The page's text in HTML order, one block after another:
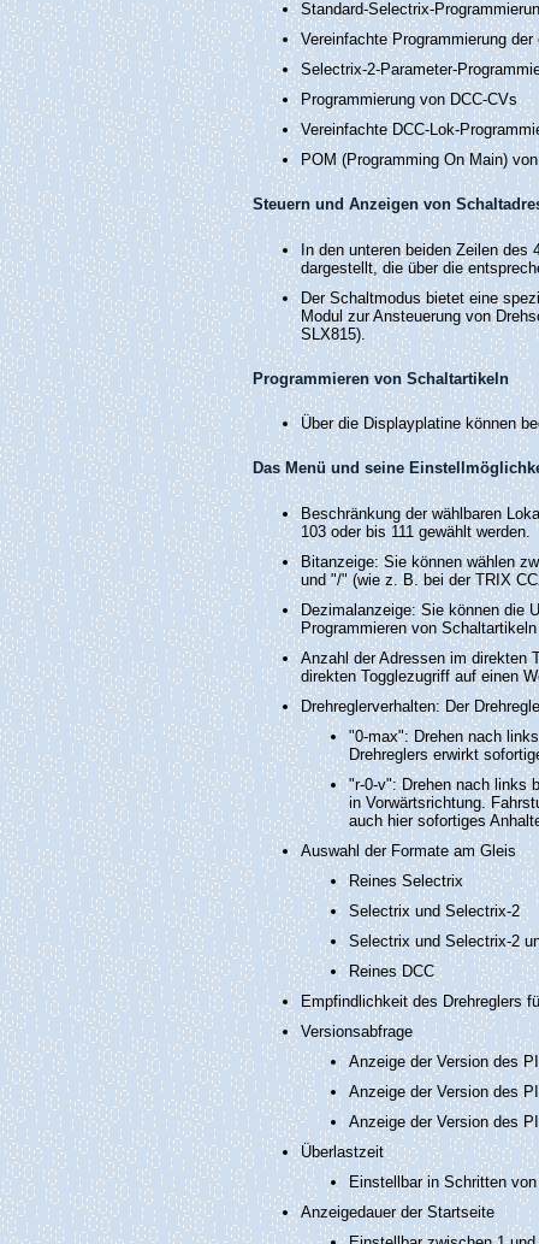
Standard-Selectrix-
Vereinfachte Programmierung
Selectrix-2-Parameter-
Programmierung von DCC-CVs
Vereinfachte DCC-Lok-
POM (Programming On Main)
Steuern und Anzeigen von
In den unteren beiden Zeilen des
dargestellt, die über die
Der Schaltmodus bietet eine
Modul zur Ansteuerung von
SLX815).
Programmieren von Schaltartikeln
Über die Displayplatine können
Das Menü und seine
Beschränkung der wählbaren
103 oder bis 111 gewählt werden.
Bitanzeige: Sie können wählen
und "/" (wie z. B. bei der TRIX
Dezimalanzeige: Sie können die
Programmieren von
Anzahl der Adressen im direkten
direkten Togglezugriff auf einen
Drehreglerverhalten: Der
"0-max": Drehen nach
Drehreglers erwirkt
"r-0-v": Drehen nach links
in Vorwärtsrichtung.
auch hier sofortiges
Auswahl der Formate am Gleis
Reines Selectrix
Selectrix und Selectrix-2
Selectrix und Selectrix-2
Reines DCC
Empfindlichkeit des Drehreglers
Versionsabfrage
Anzeige der Version des
Anzeige der Version des
Anzeige der Version des
Überlastzeit
Einstellbar in Schritten
Anzeigedauer der Startseite